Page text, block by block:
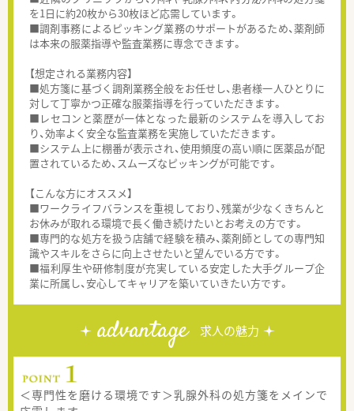
を1日に約20枚から30枚ほど応需しています。
■調剤事務によるピッキング業務のサポートがあるため、薬剤師
は本来の服薬指導や監査業務に専念できます。
【想定される業務内容】
■処方箋に基づく調剤業務全般をお任せし、患者様一人ひとりに
対して丁寧かつ正確な服薬指導を行っていただきます。
■レセコンと薬歴が一体となった最新のシステムを導入してお
り、効率よく安全な監査業務を実施していただきます。
■システム上に棚番が表示され、使用頻度の高い順に医薬品が配
置されているため、スムーズなピッキングが可能です。
【こんな方にオススメ】
■ワークライフバランスを重視しており、残業が少なくきちんと
お休みが取れる環境で長く働き続けたいとお考えの方です。
■専門的な処方を扱う店舗で経験を積み、薬剤師としての専門知
識やスキルをさらに向上させたいと望んでいる方です。
■福利厚生や研修制度が充実している安定した大手グループ企
業に所属し、安心してキャリアを築いていきたい方です。
advantage 求人の魅力
＜専門性を磨ける環境です＞乳腺外科の処方箋をメインで